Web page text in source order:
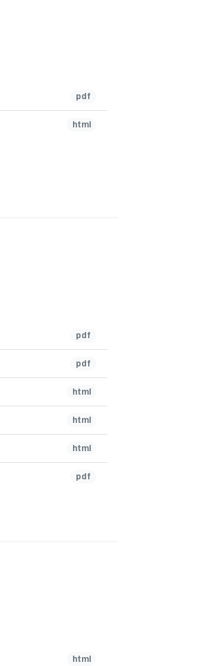
pdf
html
pdf
pdf
html
html
html
pdf
html